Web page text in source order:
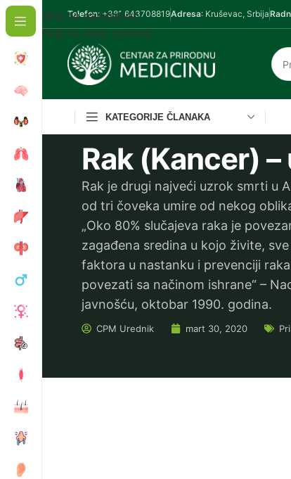
Skip to navigation
Skip to main content
Telefon: +381 643708819Adresa: Kruševac, Srbija
KATEGORIJE ČLANAKA
Rak (Kancer)
Rak je drugi najveći uzrok smrti u
od tri čoveka umire od nekog
„Oko 80% slučajeva raka je
zagađena sredina u kojo živite,
faktora u nastanku i prevenciji
povezati sa načinom ishrane“ –
javnošću, oktobar 1990. godina.
CPM Urednik mart 30, 2020